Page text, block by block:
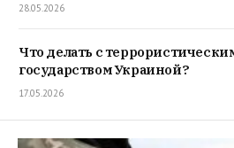
28.05.2026
Что делать с
государством Украиной?
17.05.2026